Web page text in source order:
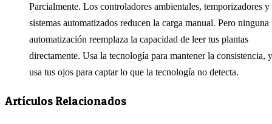
Parcialmente. Los controladores ambientales, temporizadores y
sistemas automatizados reducen la carga manual. Pero ninguna
automatización reemplaza la capacidad de leer tus plantas
directamente. Usa la tecnología para mantener la consistencia, y
usa tus ojos para captar lo que la tecnología no detecta.
Artículos Relacionados